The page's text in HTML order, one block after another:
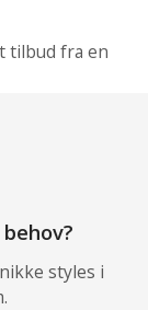
tilbud fra en
styles i